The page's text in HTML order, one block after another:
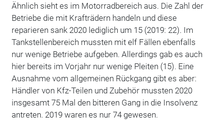
Ähnlich sieht es im Motorradbereich aus. Die Zahl der
Betriebe die mit Krafträdern handeln und diese
reparieren sank 2020 lediglich um 15 (2019: 22). Im
Tankstellenbereich mussten mit elf Fällen ebenfalls
nur wenige Betriebe aufgeben. Allerdings gab es auch
hier bereits im Vorjahr nur wenige Pleiten (15). Eine
Ausnahme vom allgemeinen Rückgang gibt es aber:
Händler von Kfz-Teilen und Zubehör mussten 2020
insgesamt 75 Mal den bitteren Gang in die Insolvenz
antreten. 2019 waren es nur 74 gewesen.